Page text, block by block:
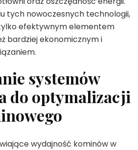
tych nowoczesnych technologii,
efektywnym elementem
bardziej ekonomicznym i
systemów
do optymalizacji
wydajność kominów w